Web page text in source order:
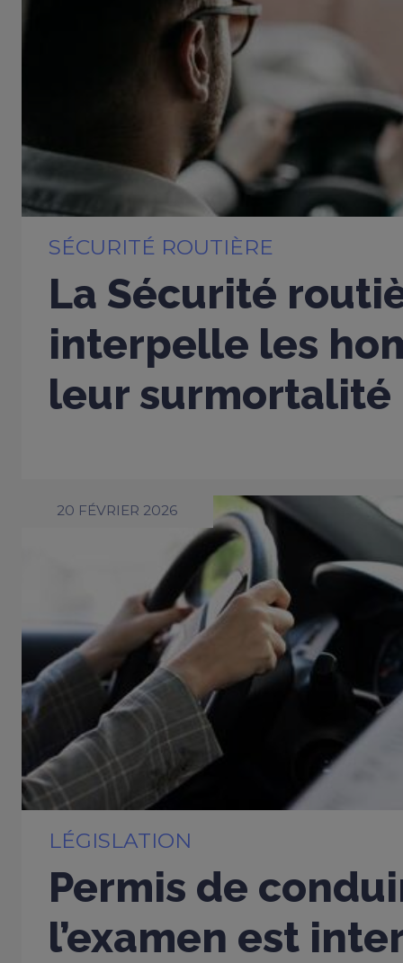
SÉCURITÉ ROUTIÈRE
La Sécurité
interpelle les
leur
20 FÉVRIER 2026
LÉGISLATION
Permis de
l’examen est